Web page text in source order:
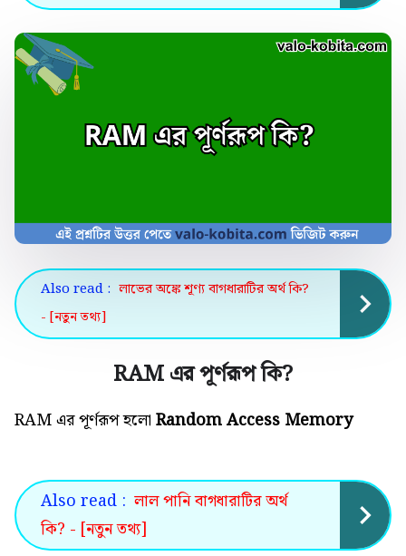
Also read : লাভের অঙ্কে শূণ্য বাগধারাটির অর্থ কি?
- [নতুন তথ্য]
RAM এর পূর্ণরূপ কি?
RAM এর পূর্ণরূপ হলো Random Access Memory
Also read : লাল পানি বাগধারাটির অর্থ
কি? - [নতুন তথ্য]